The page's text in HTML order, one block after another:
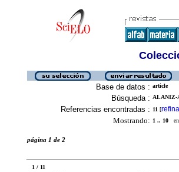
Base de datos : article
Búsqueda : ALANIZ-
Referencias encontradas : 11 [
Mostrando: 1 .. 10 en
página 1 de 2
1 / 11